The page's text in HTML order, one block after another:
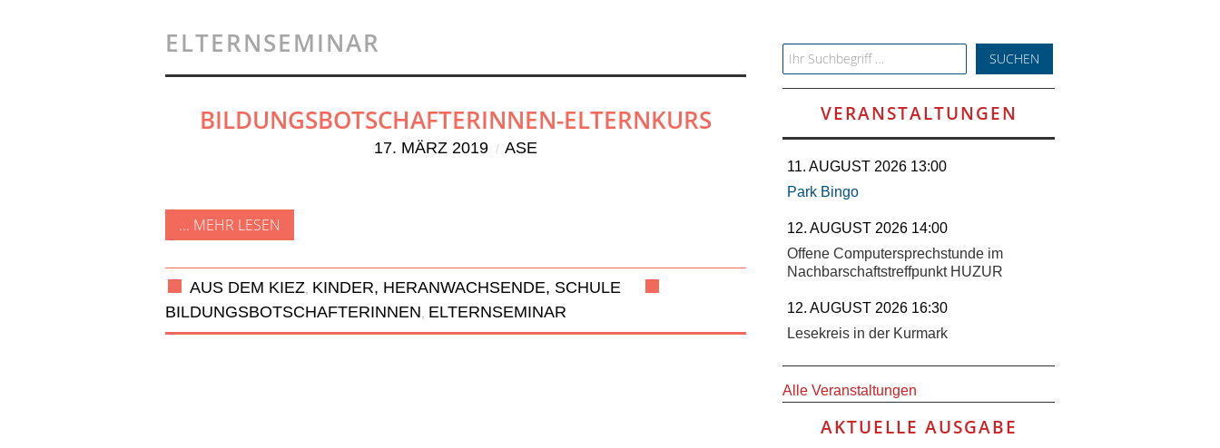
ELTERNSEMINAR
BILDUNGSBOTSCHAFTERINNEN-ELTERNKURS
17. MÄRZ 2019 ASE
... MEHR LESEN
AUS DEM KIEZ, KINDER, HERANWACHSENDE, SCHULE
BILDUNGSBOTSCHAFTERINNEN ELTERNSEMINAR
Search for:
VERANSTALTUNGEN
11. AUGUST 2026 13:00
Park Bingo
12. AUGUST 2026 14:00
Offene Computersprechstunde im
Nachbarschaftstreffpunkt HUZUR
12. AUGUST 2026 16:30
Lesekreis in der Kurmark
Alle Veranstaltungen
AKTUELLE AUSGABE